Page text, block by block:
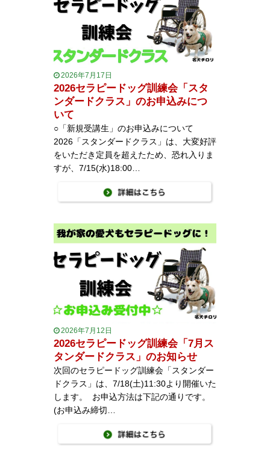
2026年7月17日
2026セラピードッグ訓練会「スタ
ンダードクラス」のお申込みにつ
いて
○「新規受講生」のお申込みについて
2026「スタンダードクラス」は、大変好評
をいただき定員を超えたため、恐れ入りま
すが、7/15(水)18:00…
2026年7月12日
2026セラピードッグ訓練会「7月ス
タンダードクラス」のお知らせ
次回のセラピードッグ訓練会「スタンダー
ドクラス」は、7/18(土)11:30より開催いた
します。 お申込方法は下記の通りです。
(お申込み締切…